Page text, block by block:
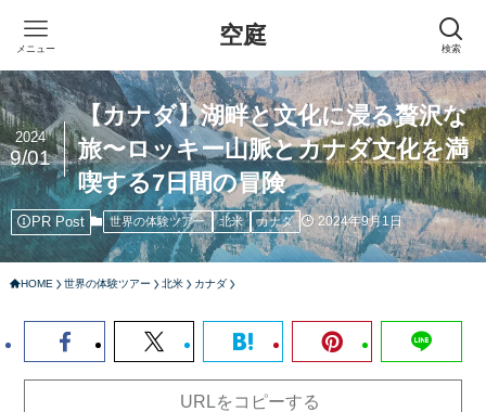
空庭 検索
メニュー
【カナダ】湖畔と文化に浸る贅沢な
旅〜ロッキー山脈とカナダ文化を満
喫する7日間の冒険
2024
9/01
PR Post 世界の体験ツアー 北米 カナダ 2024年9月1日
HOME 世界の体験ツアー 北米 カナダ
URLをコピーする